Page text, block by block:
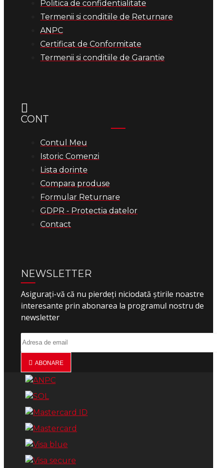
Politica de confidentialitate
Termenii si conditiile de Returnare
ANPC
Certificat de Conformitate
Termenii si conditiile de Garantie
CONT
Contul Meu
Istoric Comenzi
Lista dorinte
Compara produse
Formular Returnare
GDPR - Protectia datelor
Contact
NEWSLETTER
Asigurați-vă că nu pierdeți niciodată știrile noastre
interesante prin abonarea la programul nostru de
newsletter
ABONARE